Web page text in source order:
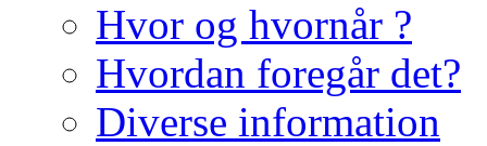
Hvor og hvornår ?
Hvordan foregår det?
Diverse information